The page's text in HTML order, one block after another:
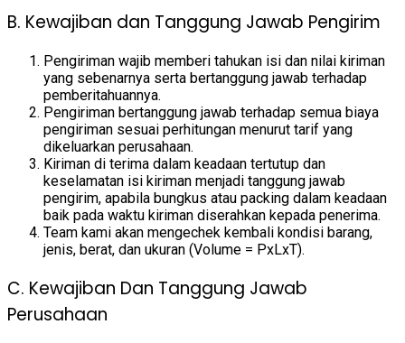
B. Kewajiban dan Tanggung Jawab Pengirim
Pengiriman wajib memberi tahukan isi dan nilai kiriman
yang sebenarnya serta bertanggung jawab terhadap
pemberitahuannya.
Pengiriman bertanggung jawab terhadap semua biaya
pengiriman sesuai perhitungan menurut tarif yang
dikeluarkan perusahaan.
Kiriman di terima dalam keadaan tertutup dan
keselamatan isi kiriman menjadi tanggung jawab
pengirim, apabila bungkus atau packing dalam keadaan
baik pada waktu kiriman diserahkan kepada penerima.
Team kami akan mengechek kembali kondisi barang,
jenis, berat, dan ukuran (Volume = PxLxT).
C. Kewajiban Dan Tanggung Jawab
Perusahaan